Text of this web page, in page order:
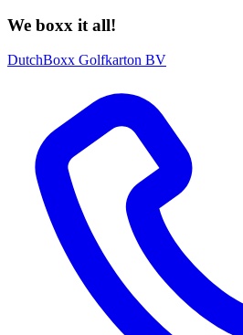
We boxx it all!
DutchBoxx Golfkarton BV